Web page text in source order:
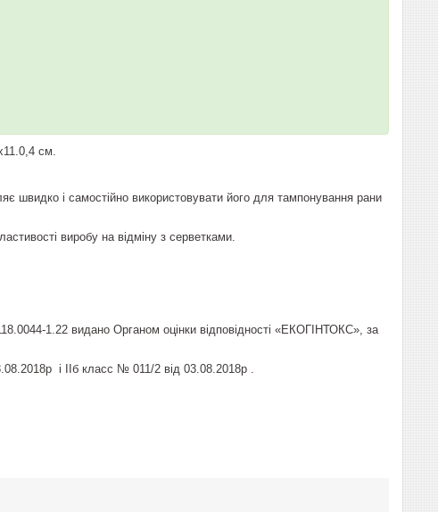
см.
швидко і самостійно використовувати його для тампонування рани
виробу на відміну з серветками.
1.22 видано Органом оцінки відповідності «ЕКОГІНТОКС», за
і ІІб класс № 011/2 від 03.08.2018р .